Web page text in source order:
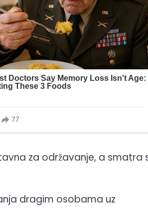
za održavanje, a smatra
dragim osobama uz